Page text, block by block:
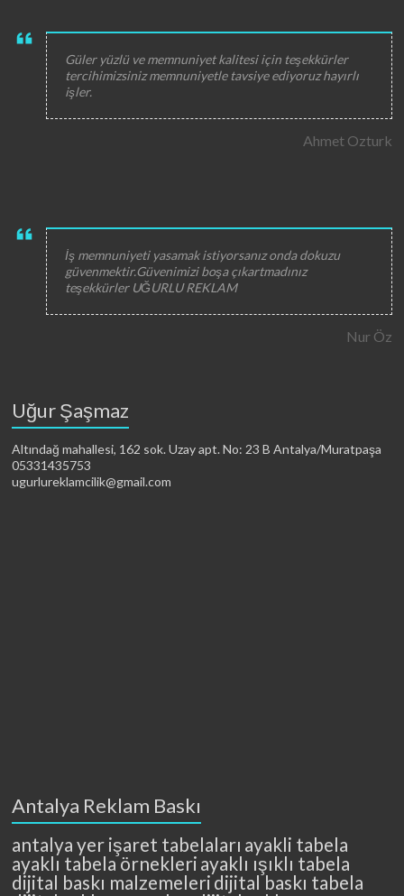
Güler yüzlü ve memnuniyet kalitesi için teşekkürler
tercihimizsiniz memnuniyetle tavsiye ediyoruz hayırlı
işler.
Ahmet Ozturk
İş memnuniyeti yasamak istiyorsanız onda dokuzu
güvenmektir.Güvenimizi boşa çıkartmadınız
teşekkürler UĞURLU REKLAM
Nur Öz
Uğur Şaşmaz
Altındağ mahallesi, 162 sok. Uzay apt. No: 23 B Antalya/Muratpaşa
05331435753
ugurlureklamcilik@gmail.com
Antalya Reklam Baskı
antalya yer işaret tabelaları ayakli tabela
ayaklı tabela örnekleri ayaklı ışıklı tabela
dijital baskı malzemeleridijital baskı tabela